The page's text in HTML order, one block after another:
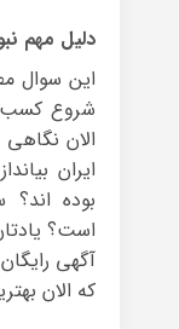
دلیل مهم
این سوال
شروع کسب
الان
ایران
بوده اند؟
است؟
آگهی
که الان